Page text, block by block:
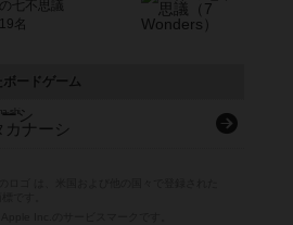
七不思議
名
ボードゲーム
shi
カナーシ